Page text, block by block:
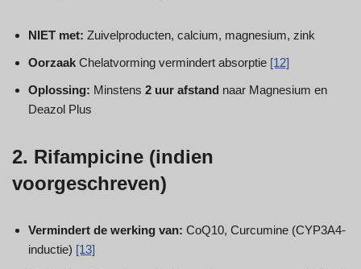
NIET met: Zuivelproducten, calcium, magnesium, zink
Oorzaak Chelatvorming vermindert absorptie [12]
Oplossing: Minstens 2 uur afstand naar Magnesium en
Deazol Plus
2. Rifampicine (indien
voorgeschreven)
Vermindert de werking van: CoQ10, Curcumine (CYP3A4-
inductie) [13]